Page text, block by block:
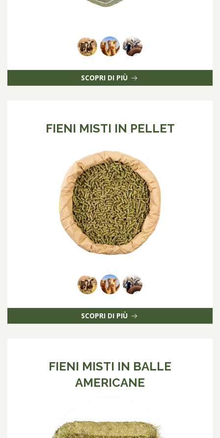
SCOPRI DI PIÙ
FIENI MISTI IN PELLET
SCOPRI DI PIÙ
FIENI MISTI IN BALLE
AMERICANE